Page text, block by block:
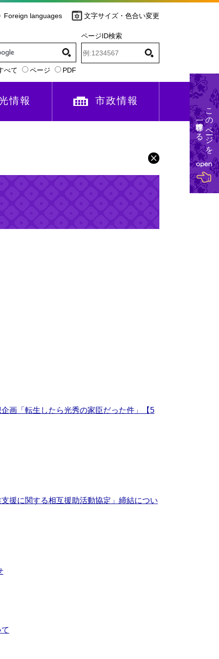
Foreign languages 文字サイズ・色合い変更
べて ページ PDF
ページID検索
情報 市政情報
画「転生したら光秀の家臣だった件」【5
援に関する相互援助活動協定」締結につい
このページを
一時保存する